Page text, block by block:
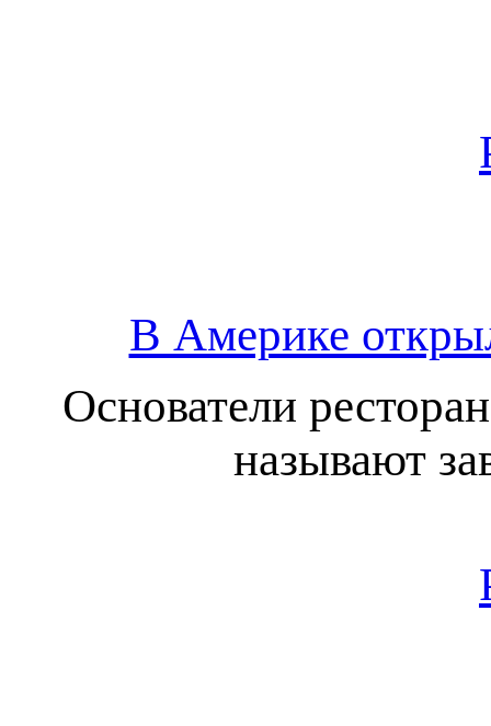
В Америке
Основатели
называют